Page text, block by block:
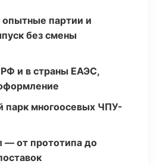
опытные партии и
без смены
и в страны ЕАЭС,
парк многоосевых ЧПУ-
— от прототипа до